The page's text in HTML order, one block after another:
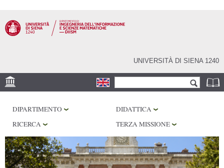
contenuto
principale
UNIVERSITÀ DI SIENA 1240
Form di ricerca
PHD PROGRAM
LABORATORI
BIBLIOTECHE
DIPARTIMENTO
DIDATTICA
RICERCA
TERZA MISSIONE